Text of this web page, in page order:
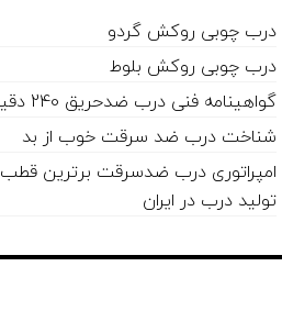
درب چوبی روکش گردو
درب چوبی روکش بلوط
گواهینامه فنی درب ضدحریق 240 دقیقه
شناخت درب ضد سرقت خوب از بد
امپراتوری درب ضدسرقت برترین قطب
تولید درب در ایران